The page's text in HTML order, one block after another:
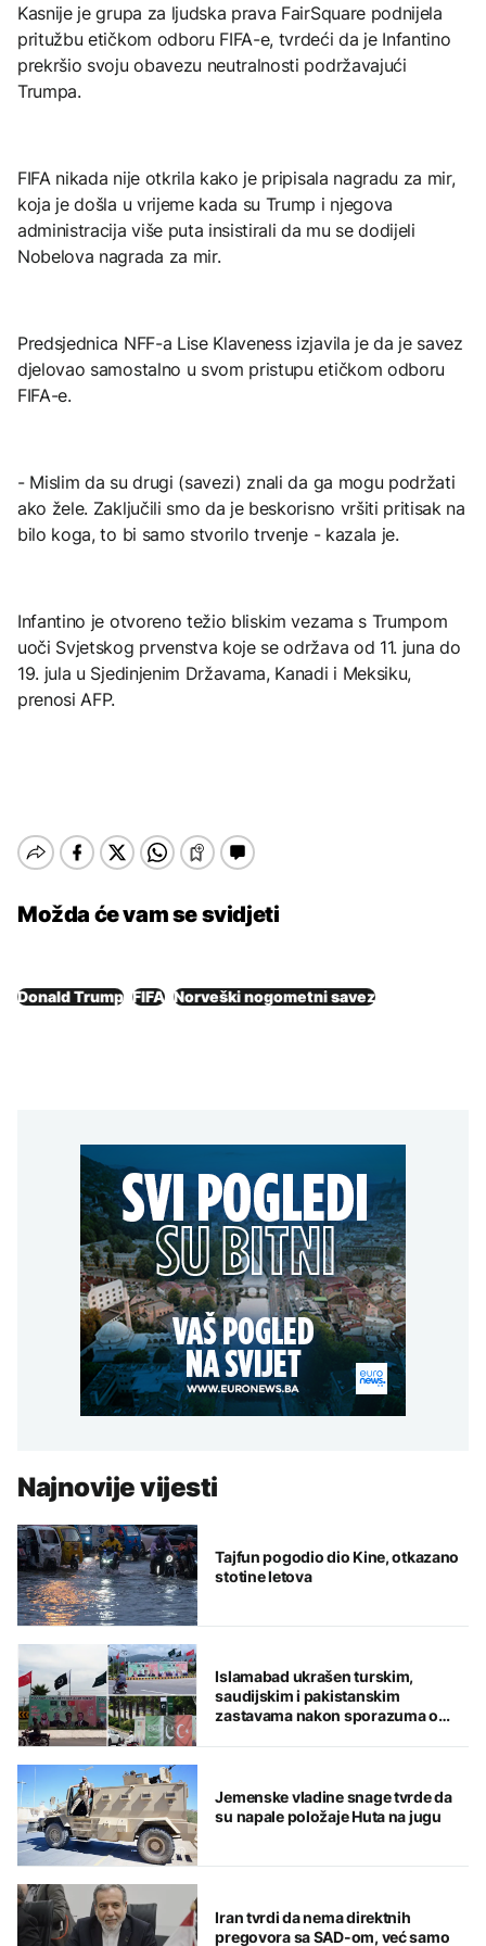
Kasnije je grupa za ljudska prava FairSquare podnijela
pritužbu etičkom odboru FIFA-e, tvrdeći da je Infantino
prekršio svoju obavezu neutralnosti podržavajući
Trumpa.
FIFA nikada nije otkrila kako je pripisala nagradu za mir,
koja je došla u vrijeme kada su Trump i njegova
administracija više puta insistirali da mu se dodijeli
Nobelova nagrada za mir.
Predsjednica NFF-a Lise Klaveness izjavila je da je savez
djelovao samostalno u svom pristupu etičkom odboru
FIFA-e.
- Mislim da su drugi (savezi) znali da ga mogu podržati
ako žele. Zaključili smo da je beskorisno vršiti pritisak na
bilo koga, to bi samo stvorilo trvenje - kazala je.
Infantino je otvoreno težio bliskim vezama s Trumpom
uoči Svjetskog prvenstva koje se održava od 11. juna do
19. jula u Sjedinjenim Državama, Kanadi i Meksiku,
prenosi AFP.
Možda će vam se svidjeti
Donald Trump FIFA Norveški nogometni savez
Najnovije vijesti
Tajfun pogodio dio Kine, otkazano
stotine letova
Islamabad ukrašen turskim,
saudijskim i pakistanskim
zastavama nakon sporazuma o
Jemenske vladine snage tvrde da
su napale položaje Huta na jugu
Iran tvrdi da nema direktnih
pregovora sa SAD-om, već samo